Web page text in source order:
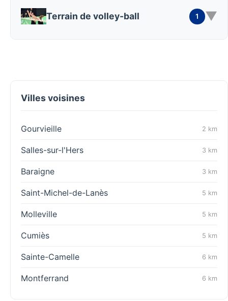
Terrain de volley-ball 1 ▼
Villes voisines
Gourvieille 2 km
Salles-sur-l'Hers 3 km
Baraigne 3 km
Saint-Michel-de-Lanès 5 km
Molleville 5 km
Cumiès 5 km
Sainte-Camelle 6 km
Montferrand 6 km